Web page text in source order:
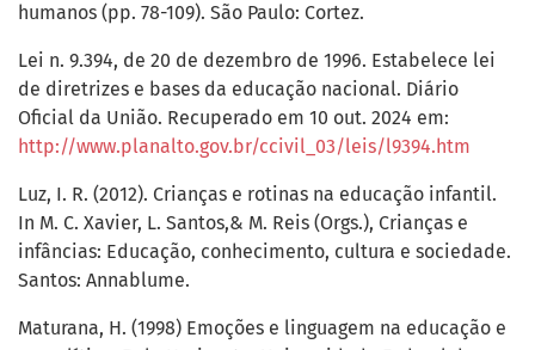
humanos (pp. 78-109). São Paulo: Cortez.
Lei n. 9.394, de 20 de dezembro de 1996. Estabelece lei
de diretrizes e bases da educação nacional. Diário
Oficial da União. Recuperado em 10 out. 2024 em:
http://www.planalto.gov.br/ccivil_03/leis/l9394.htm
Luz, I. R. (2012). Crianças e rotinas na educação infantil.
In M. C. Xavier, L. Santos,& M. Reis (Orgs.), Crianças e
infâncias: Educação, conhecimento, cultura e sociedade.
Santos: Annablume.
Maturana, H. (1998) Emoções e linguagem na educação e